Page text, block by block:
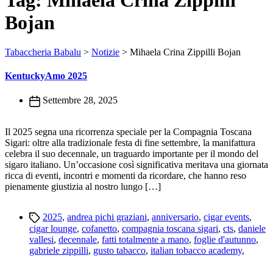
Bojan
Tabaccheria Babalu > Notizie > Mihaela Crina Zippilli Bojan
KentuckyAmo 2025
Settembre 28, 2025
Il 2025 segna una ricorrenza speciale per la Compagnia Toscana
Sigari: oltre alla tradizionale festa di fine settembre, la manifattura
celebra il suo decennale, un traguardo importante per il mondo del
sigaro italiano. Un’occasione così significativa meritava una giornata
ricca di eventi, incontri e momenti da ricordare, che hanno reso
pienamente giustizia al nostro lungo […]
Tags2025, andrea pichi graziani, anniversario, cigar events,
cigar lounge, cofanetto, compagnia toscana sigari, cts, daniele
vallesi, decennale, fatti totalmente a mano, foglie d'autunno,
gabriele zippilli, gusto tabacco, italian tobacco academy,